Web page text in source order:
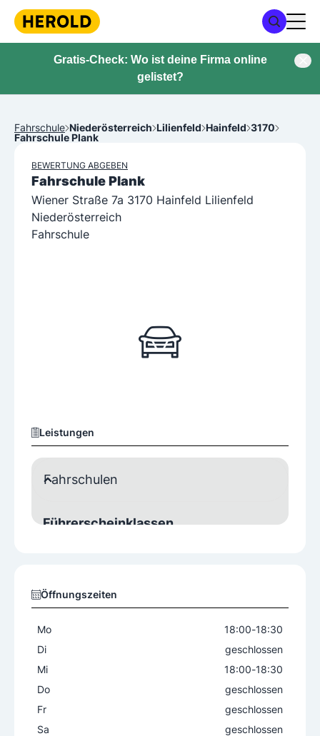
Gratis-Check: Wo ist deine Firma online
gelistet?
Fahrschule Niederösterreich Lilienfeld Hainfeld 3170
Fahrschule Plank
BEWERTUNG ABGEBEN
Fahrschule Plank
Wiener Straße 7a 3170 Hainfeld Lilienfeld
Niederösterreich
Fahrschule
Leistungen
Fahrschulen
Führerscheinklassen
Öffnungszeiten
Mo 18:00-18:30
Di
geschlossen
Mi
18:00-18:30
Do
geschlossen
Fr
geschlossen
Sa
geschlossen